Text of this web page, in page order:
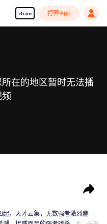
zh-cn 打开App
在的地区暂时无法播
起，天才云集，无数强者激烈鏖